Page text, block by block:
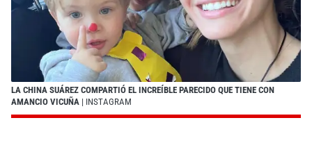
LA CHINA SUÁREZ COMPARTIÓ EL INCREÍBLE PARECIDO QUE TIENE CON
AMANCIO VICUÑA | INSTAGRAM